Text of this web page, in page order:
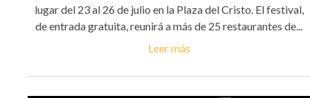
lugar del 23 al 26 de julio en la Plaza del Cristo. El festival,
de entrada gratuita, reunirá a más de 25 restaurantes de...
Leer más